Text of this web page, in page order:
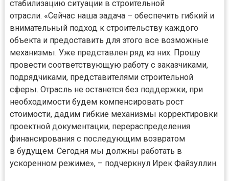
стабилизацию ситуации в строительной
отрасли. «Сейчас наша задача – обеспечить гибкий и
внимательный подход к строительству каждого
объекта и предоставить для этого все возможные
механизмы. Уже представлен ряд из них. Прошу
провести соответствующую работу с заказчиками,
подрядчиками, представителями строительной
сферы. Отрасль не останется без поддержки, при
необходимости будем компенсировать рост
стоимости, дадим гибкие механизмы корректировки
проектной документации, перераспределения
финансирования с последующим возвратом
в будущем. Сегодня мы должны работать в
ускоренном режиме», – подчеркнул Ирек Файзуллин.